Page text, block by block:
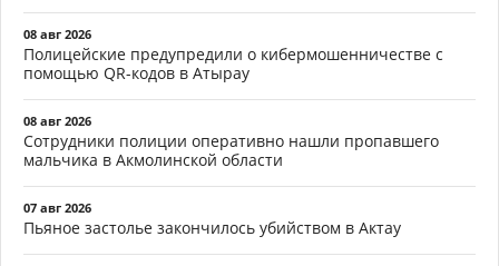
08 авг 2026
Полицейские предупредили о кибермошенничестве с
помощью QR-кодов в Атырау
08 авг 2026
Сотрудники полиции оперативно нашли пропавшего
мальчика в Акмолинской области
07 авг 2026
Пьяное застолье закончилось убийством в Актау